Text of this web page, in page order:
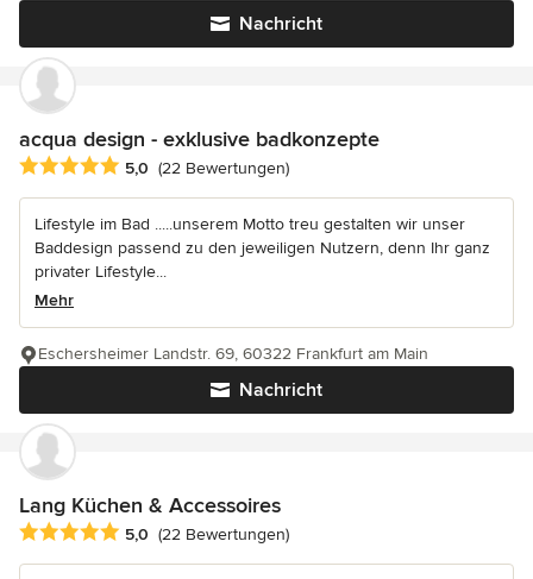
Nachricht
acqua design - exklusive badkonzepte
Durchschnittliche Bewertung: 5 von 5 Sternen
5,0 (22 Bewertungen)
Lifestyle im Bad .....unserem Motto treu gestalten wir unser
Baddesign passend zu den jeweiligen Nutzern, denn Ihr ganz
privater Lifestyle...
Mehr
Nachricht
Eschersheimer Landstr. 69, 60322 Frankfurt am Main
Lang Küchen & Accessoires
Durchschnittliche Bewertung: 5 von 5 Sternen
5,0 (22 Bewertungen)